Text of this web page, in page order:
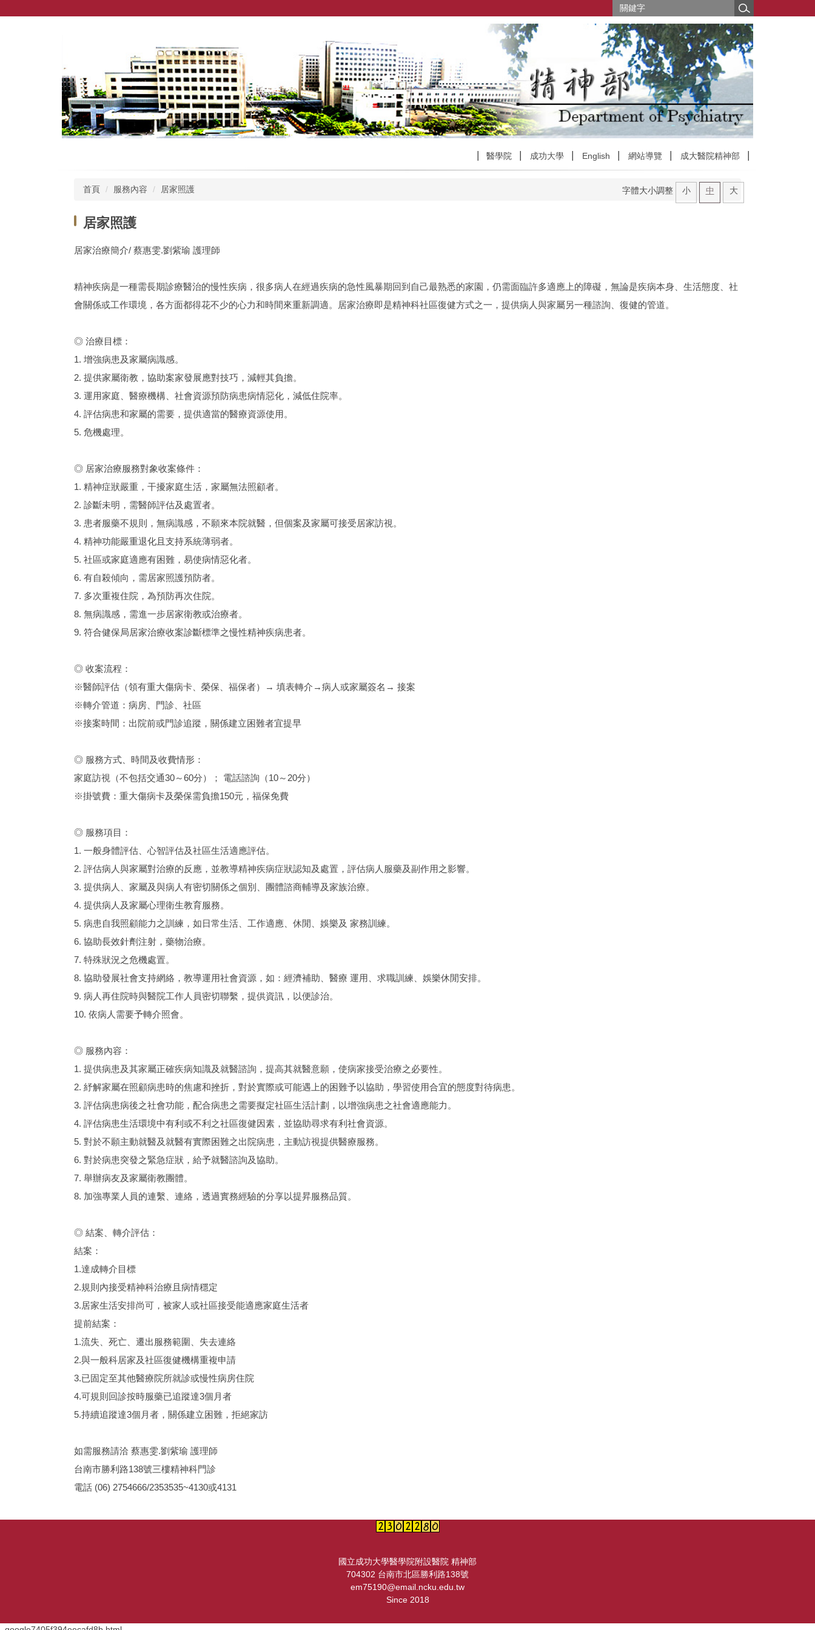
醫學院 成功大學 English 網站導覽 成大醫院精神部
首頁 服務內容 居家照護
居家照護
字體大小調整 小 中 大
居家治療簡介/ 蔡惠雯.劉紫瑜 護理師
精神疾病是一種需長期診療醫治的慢性疾病，很多病人在經過疾病的急性風暴期回到自己最熟悉的家園，仍需面臨許多適應上的障礙，無論是疾病本身、生活態度、社
會關係或工作環境，各方面都得花不少的心力和時間來重新調適。居家治療即是精神科社區復健方式之一，提供病人與家屬另一種諮詢、復健的管道。
◎ 治療目標：
1. 增強病患及家屬病識感。
2. 提供家屬衛教，協助案家發展應對技巧，減輕其負擔。
3. 運用家庭、醫療機構、社會資源預防病患病情惡化，減低住院率。
4. 評估病患和家屬的需要，提供適當的醫療資源使用。
5. 危機處理。
◎ 居家治療服務對象收案條件：
1. 精神症狀嚴重，干擾家庭生活，家屬無法照顧者。
2. 診斷未明，需醫師評估及處置者。
3. 患者服藥不規則，無病識感，不願來本院就醫，但個案及家屬可接受居家訪視。
4. 精神功能嚴重退化且支持系統薄弱者。
5. 社區或家庭適應有困難，易使病情惡化者。
6. 有自殺傾向，需居家照護預防者。
7. 多次重複住院，為預防再次住院。
8. 無病識感，需進一步居家衛教或治療者。
9. 符合健保局居家治療收案診斷標準之慢性精神疾病患者。
◎ 收案流程：
※醫師評估（領有重大傷病卡、榮保、福保者）→ 填表轉介→病人或家屬簽名→ 接案
※轉介管道：病房、門診、社區
※接案時間：出院前或門診追蹤，關係建立困難者宜提早
◎ 服務方式、時間及收費情形：
家庭訪視（不包括交通30～60分）； 電話諮詢（10～20分）
※掛號費：重大傷病卡及榮保需負擔150元，福保免費
◎ 服務項目：
1. 一般身體評估、心智評估及社區生活適應評估。
2. 評估病人與家屬對治療的反應，並教導精神疾病症狀認知及處置，評估病人服藥及副作用之影響。
3. 提供病人、家屬及與病人有密切關係之個別、團體諮商輔導及家族治療。
4. 提供病人及家屬心理衛生教育服務。
5. 病患自我照顧能力之訓練，如日常生活、工作適應、休閒、娛樂及 家務訓練。
6. 協助長效針劑注射，藥物治療。
7. 特殊狀況之危機處置。
8. 協助發展社會支持網絡，教導運用社會資源，如：經濟補助、醫療 運用、求職訓練、娛樂休閒安排。
9. 病人再住院時與醫院工作人員密切聯繫，提供資訊，以便診治。
10. 依病人需要予轉介照會。
◎ 服務內容：
1. 提供病患及其家屬正確疾病知識及就醫諮詢，提高其就醫意願，使病家接受治療之必要性。
2. 紓解家屬在照顧病患時的焦慮和挫折，對於實際或可能遇上的困難予以協助，學習使用合宜的態度對待病患。
3. 評估病患病後之社會功能，配合病患之需要擬定社區生活計劃，以增強病患之社會適應能力。
4. 評估病患生活環境中有利或不利之社區復健因素，並協助尋求有利社會資源。
5. 對於不願主動就醫及就醫有實際困難之出院病患，主動訪視提供醫療服務。
6. 對於病患突發之緊急症狀，給予就醫諮詢及協助。
7. 舉辦病友及家屬衛教團體。
8. 加強專業人員的連繫、連絡，透過實務經驗的分享以提昇服務品質。
◎ 結案、轉介評估：
結案：
1.達成轉介目標
2.規則內接受精神科治療且病情穩定
3.居家生活安排尚可，被家人或社區接受能適應家庭生活者
提前結案：
1.流失、死亡、遷出服務範圍、失去連絡
2.與一般科居家及社區復健機構重複申請
3.已固定至其他醫療院所就診或慢性病房住院
4.可規則回診按時服藥已追蹤達3個月者
5.持續追蹤達3個月者，關係建立困難，拒絕家訪
如需服務請洽 蔡惠雯.劉紫瑜 護理師
台南市勝利路138號三樓精神科門診
電話 (06) 2754666/2353535~4130或4131
國立成功大學醫學院附設醫院 精神部
704302 台南市北區勝利路138號
em75190@email.ncku.edu.tw
Since 2018